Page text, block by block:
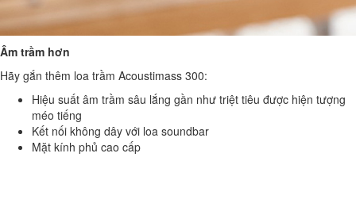
Âm trầm hơn
Hãy gắn thêm loa trầm Acoustimass 300:
Hiệu suất âm trầm sâu lắng gần như triệt tiêu được hiện tượng
méo tiếng
Kết nối không dây với loa soundbar
Mặt kính phủ cao cấp